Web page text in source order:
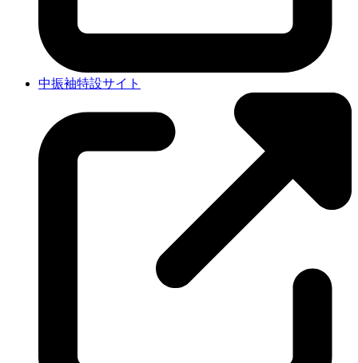
中振袖特設サイト